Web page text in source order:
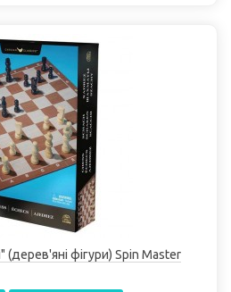
(дерев'яні фігури) Spin Master